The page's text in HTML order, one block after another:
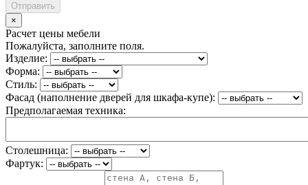
Отправить
×
Расчет цены мебели
Пожалуйста, заполните поля.
Изделие:
Форма:
Стиль:
Фасад (наполнение дверей для шкафа-купе):
Предполагаемая техника:
Столешница:
Фартук: